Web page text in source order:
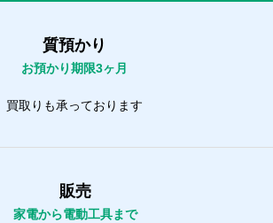
質預かり
お預かり期限3ヶ月
買取りも承っております
販売
家電から電動工具まで